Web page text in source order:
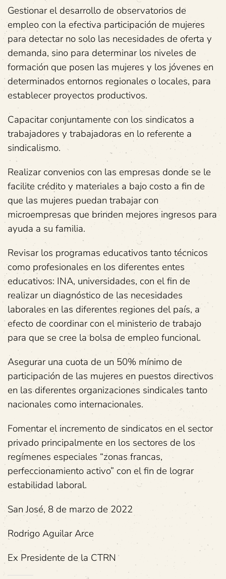
Gestionar el desarrollo de observatorios de
empleo con la efectiva participación de mujeres
para detectar no solo las necesidades de oferta y
demanda, sino para determinar los niveles de
formación que posen las mujeres y los jóvenes en
determinados entornos regionales o locales, para
establecer proyectos productivos.
Capacitar conjuntamente con los sindicatos a
trabajadores y trabajadoras en lo referente a
sindicalismo.
Realizar convenios con las empresas donde se le
facilite crédito y materiales a bajo costo a fin de
que las mujeres puedan trabajar con
microempresas que brinden mejores ingresos para
ayuda a su familia.
Revisar los programas educativos tanto técnicos
como profesionales en los diferentes entes
educativos: INA, universidades, con el fin de
realizar un diagnóstico de las necesidades
laborales en las diferentes regiones del país, a
efecto de coordinar con el ministerio de trabajo
para que se cree la bolsa de empleo funcional.
Asegurar una cuota de un 50% mínimo de
participación de las mujeres en puestos directivos
en las diferentes organizaciones sindicales tanto
nacionales como internacionales.
Fomentar el incremento de sindicatos en el sector
privado principalmente en los sectores de los
regímenes especiales “zonas francas,
perfeccionamiento activo” con el fin de lograr
estabilidad laboral.
San José, 8 de marzo de 2022
Rodrigo Aguilar Arce
Ex Presidente de la CTRN